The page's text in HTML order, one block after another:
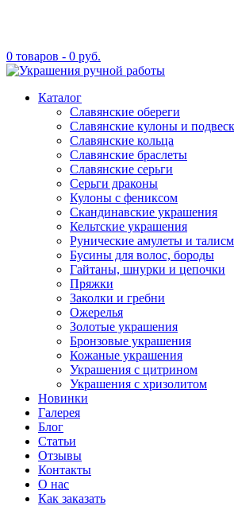
0 товаров - 0 руб.
Каталог
Славянские обереги
Славянские кулоны и
Славянские кольца
Славянские браслеты
Славянские серьги
Серьги драконы
Кулоны с фениксом
Скандинавские украшения
Кельтские украшения
Рунические амулеты и
Бусины для волос, бороды
Гайтаны, шнурки и цепочки
Пряжки
Заколки и гребни
Ожерелья
Золотые украшения
Бронзовые украшения
Кожаные украшения
Украшения с цитрином
Украшения с хризолитом
Новинки
Галерея
Блог
Статьи
Отзывы
Контакты
О нас
Как заказать